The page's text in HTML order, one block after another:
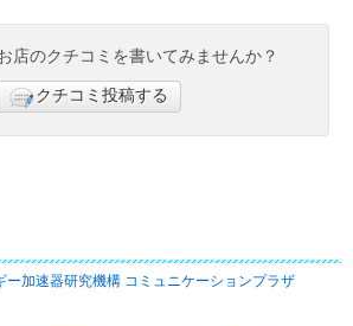
店のクチコミを書いてみませんか？
クチコミ投稿する
ー加速器研究機構 コミュニケーションプラザ